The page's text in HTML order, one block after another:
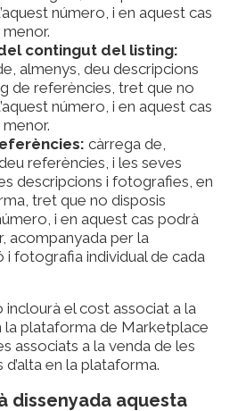
número, i en aquest cas
contingut del listing:
almenys, deu descripcions
de referències, tret que no
número, i en aquest cas
càrrega de,
referències, i les seves
descripcions i fotografies, en
tret que no disposis
i en aquest cas podrà
acompanyada per la
i fotografia individual de cada
inclourà el cost associat a la
la plataforma de Marketplace
associats a la venda de les
en la plataforma.
dissenyada aquesta